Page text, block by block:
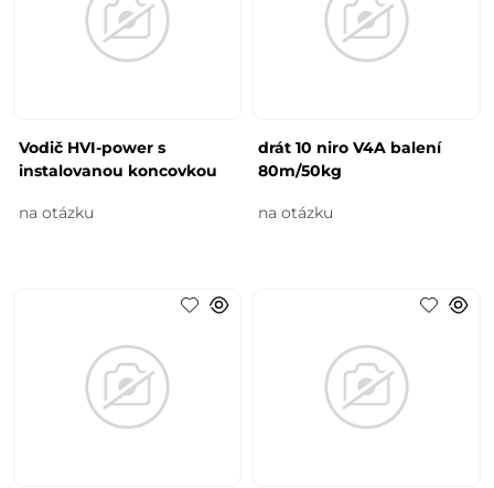
Vodič HVI-power s
instalovanou koncovkou
na otázku
drát 10 niro V4A balení
80m/50kg
na otázku